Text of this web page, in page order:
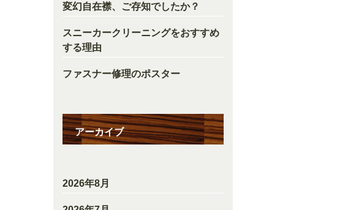
変幻自在襟、ご存知でしたか？
スニーカークリーニングをおすすめ
する理由
ファスナー修理のポスター
アーカイブ
2026年8月